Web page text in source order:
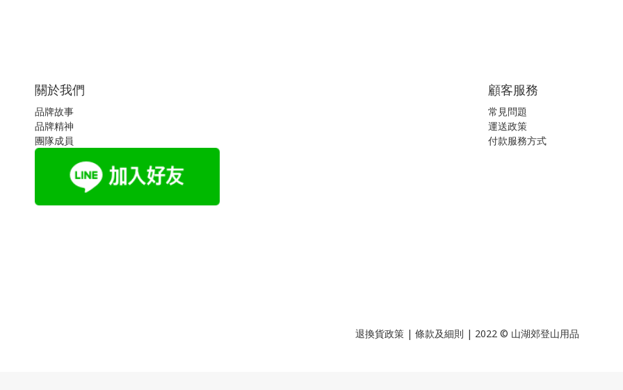
關於我們
品牌故事
品牌精神
團隊成員
顧客服務
常見問題
運送政策
付款服務方式
退換貨政策 | 條款及細則 | 2022 © 山湖郊登山用品